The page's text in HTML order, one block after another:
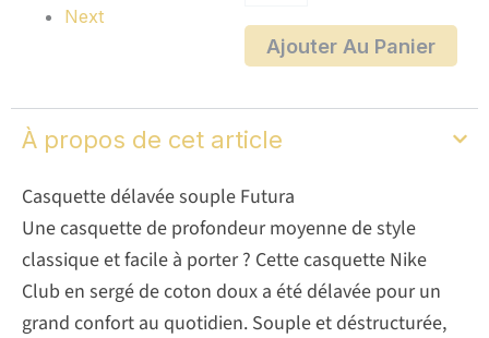
Next
Ajouter Au Panier
À propos de cet article
Casquette délavée souple Futura
Une casquette de profondeur moyenne de style
classique et facile à porter ? Cette casquette Nike
Club en sergé de coton doux a été délavée pour un
grand confort au quotidien. Souple et déstructurée,